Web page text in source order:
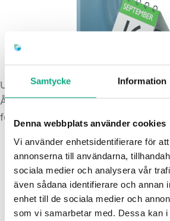
Samtycke Information
Denna webbplats använder cookies
Vi använder enhetsidentifierare för
annonserna till användarna,
sociala medier och analysera vår
även sådana identifierare och annan
enhet till de sociala medier och
som vi samarbetar med. Dessa kan
Underhållsspolning i Kungsbacka
Återkommande spolning som håller
förebygger att beläggningar byggs